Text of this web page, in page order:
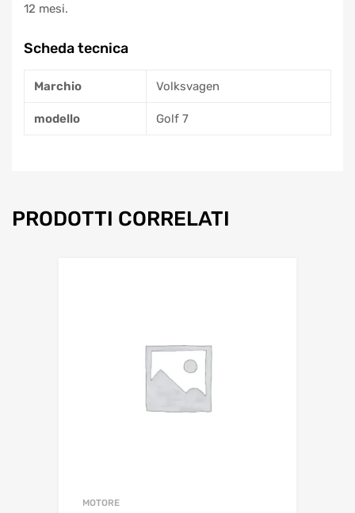
12 mesi.
Scheda tecnica
Marchio Volksvagen
modello Golf 7
PRODOTTI CORRELATI
MOTORE